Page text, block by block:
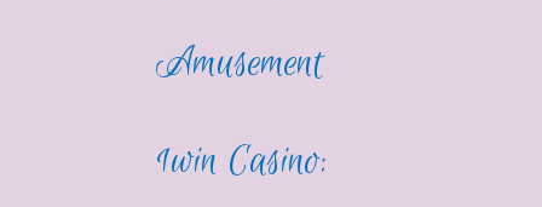
Amusement
1win Casino: